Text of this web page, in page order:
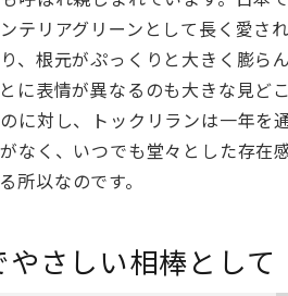
テリアグリーンとして長く愛さ
、根元がぷっくりと大きく膨ら
に表情が異なるのも大きな見ど
に対し、トックリランは一年を
なく、いつでも堂々とした存在
以なのです。
さしい相棒として